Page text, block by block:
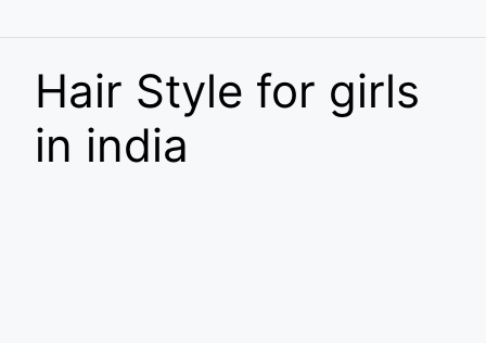
Hair Style for girls
in india